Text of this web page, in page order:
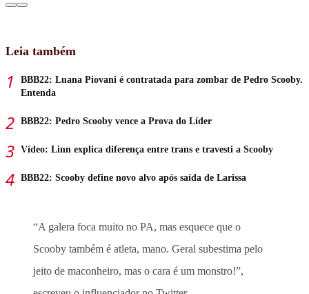
Leia também
BBB22: Luana Piovani é contratada para zombar de Pedro Scooby.
Entenda
BBB22: Pedro Scooby vence a Prova do Líder
Vídeo: Linn explica diferença entre trans e travesti a Scooby
BBB22: Scooby define novo alvo após saída de Larissa
“A galera foca muito no PA, mas esquece que o
Scooby também é atleta, mano. Geral subestima pelo
jeito de maconheiro, mas o cara é um monstro!”,